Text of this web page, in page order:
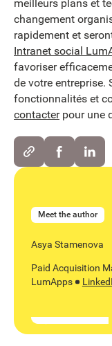
meilleurs plans et
changement
rapidement et
Intranet social
favoriser
de votre entreprise.
fonctionnalités et
contacterpour une
Meet the author
Asya Stamenova
Paid Acquisition
LumApps